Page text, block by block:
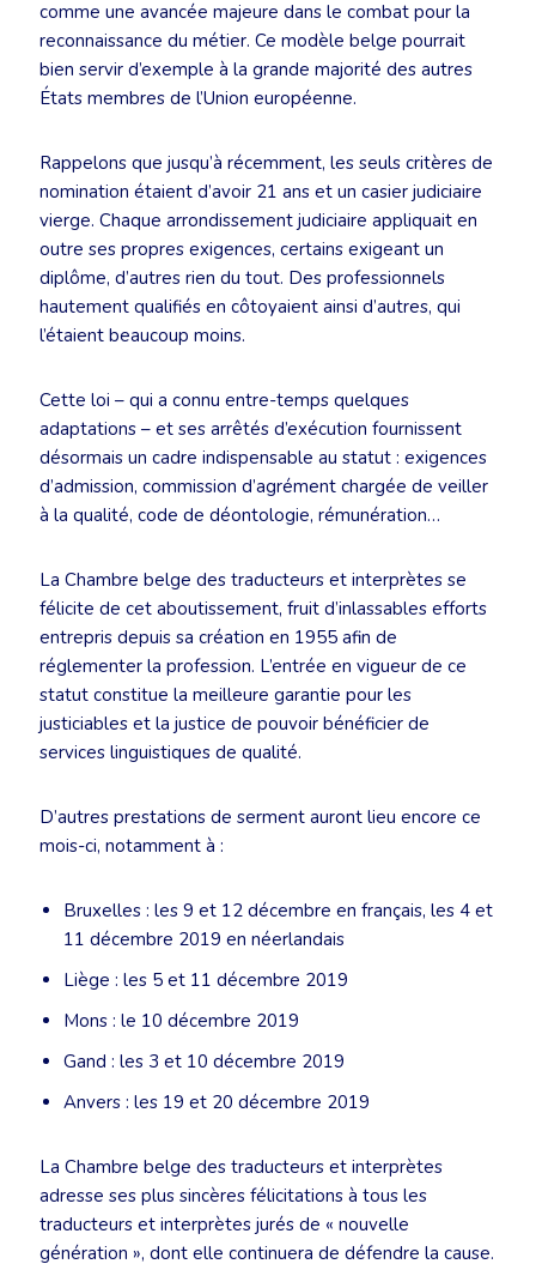
comme une avancée majeure dans le combat pour la
reconnaissance du métier. Ce modèle belge pourrait
bien servir d’exemple à la grande majorité des autres
États membres de l’Union européenne.
Rappelons que jusqu’à récemment, les seuls critères de
nomination étaient d’avoir 21 ans et un casier judiciaire
vierge. Chaque arrondissement judiciaire appliquait en
outre ses propres exigences, certains exigeant un
diplôme, d’autres rien du tout. Des professionnels
hautement qualifiés en côtoyaient ainsi d’autres, qui
l’étaient beaucoup moins.
Cette loi – qui a connu entre-temps quelques
adaptations – et ses arrêtés d’exécution fournissent
désormais un cadre indispensable au statut : exigences
d’admission, commission d’agrément chargée de veiller
à la qualité, code de déontologie, rémunération…
La Chambre belge des traducteurs et interprètes se
félicite de cet aboutissement, fruit d’inlassables efforts
entrepris depuis sa création en 1955 afin de
réglementer la profession. L’entrée en vigueur de ce
statut constitue la meilleure garantie pour les
justiciables et la justice de pouvoir bénéficier de
services linguistiques de qualité.
D’autres prestations de serment auront lieu encore ce
mois-ci, notamment à :
Bruxelles : les 9 et 12 décembre en français, les 4 et
11 décembre 2019 en néerlandais
Liège : les 5 et 11 décembre 2019
Mons : le 10 décembre 2019
Gand : les 3 et 10 décembre 2019
Anvers : les 19 et 20 décembre 2019
La Chambre belge des traducteurs et interprètes
adresse ses plus sincères félicitations à tous les
traducteurs et interprètes jurés de « nouvelle
génération », dont elle continuera de défendre la cause.